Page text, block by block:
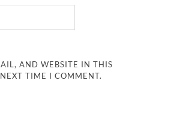
AND WEBSITE IN THIS
TIME I COMMENT.